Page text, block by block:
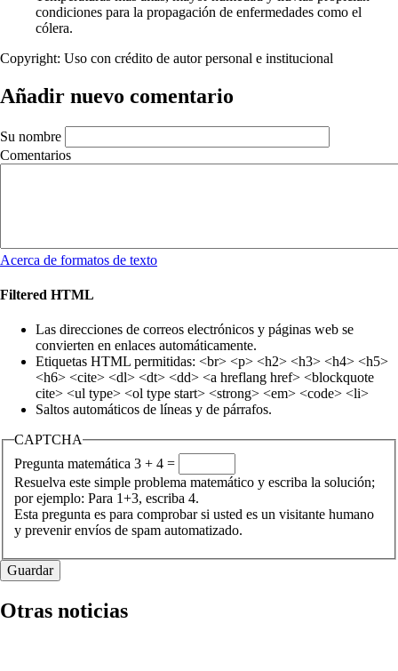
condiciones para la propagación de enfermedades como el
cólera.
Copyright: Uso con crédito de autor personal e institucional
Añadir nuevo comentario
Su nombre
Comentarios
Acerca de formatos de texto
Filtered HTML
Las direcciones de correos electrónicos y páginas web se
convierten en enlaces automáticamente.
Etiquetas HTML permitidas: <br> <p> <h2> <h3> <h4> <h5>
<h6> <cite> <dl> <dt> <dd> <a hreflang href> <blockquote
cite> <ul type> <ol type start> <strong> <em> <code> <li>
Saltos automáticos de líneas y de párrafos.
CAPTCHA
Pregunta matemática 3 + 4 =
Resuelva este simple problema matemático y escriba la solución;
por ejemplo: Para 1+3, escriba 4.
Esta pregunta es para comprobar si usted es un visitante humano
y prevenir envíos de spam automatizado.
Otras noticias